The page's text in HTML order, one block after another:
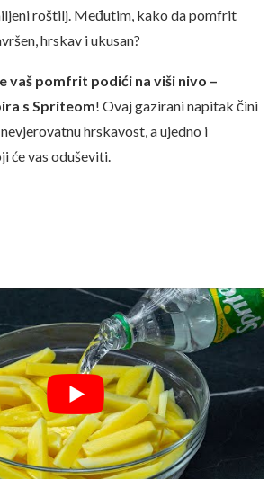
roštilj. Međutim, kako da pomfrit
hrskav i ukusan?
vaš pomfrit podići na viši nivo –
s Spriteom! Ovaj gazirani napitak čini
hrskavost, a ujedno i
će vas oduševiti.